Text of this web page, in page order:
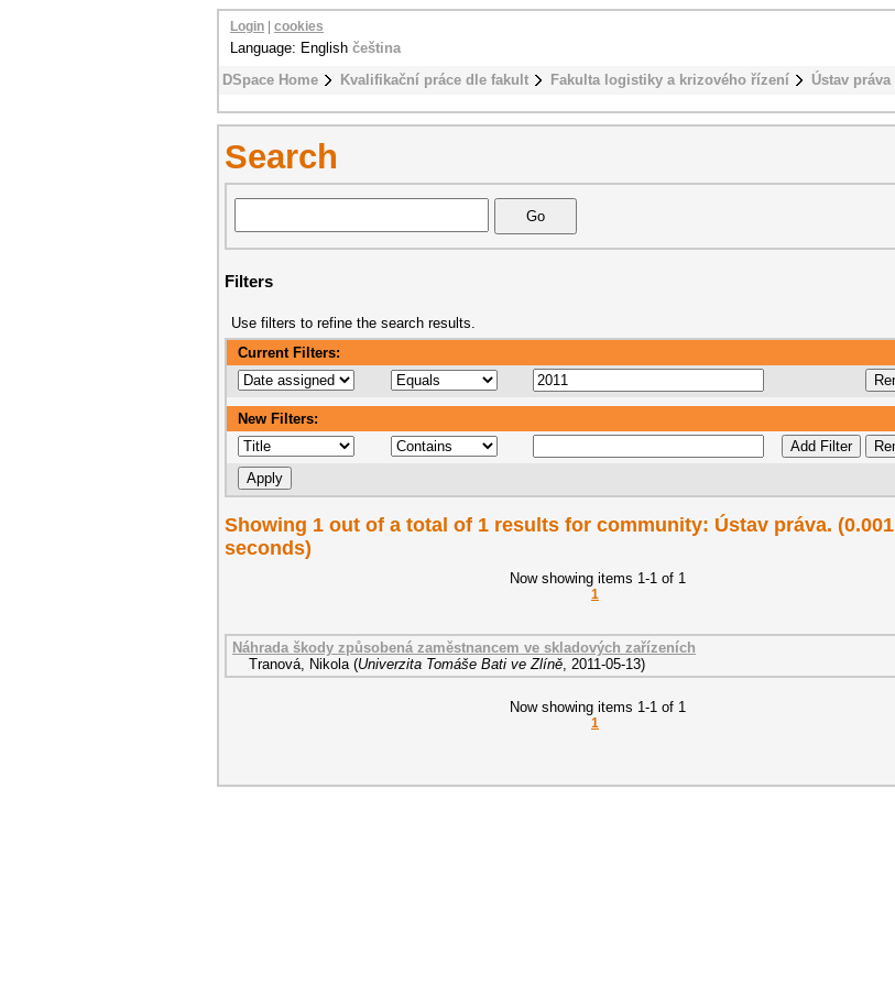
DSpace Home Kvalifikační práce dle fakult Fakulta logistiky a krizového řízení Ústav práva
Login cookies
Language: English čeština
Search
Filters
Use filters to refine the search results.
Current Filters:
New Filters:
Showing 1 out of a total of 1 results for community: Ústav práva. (0.001
seconds)
Now showing items 1-1 of 1
1
Náhrada škody způsobená zaměstnancem ve skladových zařízeních
Tranová, Nikola (Univerzita Tomáše Bati ve Zlíně 2011-05-13)
Now showing items 1-1 of 1
1